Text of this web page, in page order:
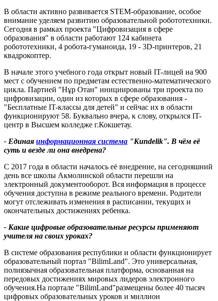
В области активно развивается STEM-образование, особое
внимание уделяем развитию образовательной робототехники.
Сегодня в рамках проекта "Цифровизация в сфере
образования" в области работают 124 кабинета
робототехники, 4 робота-гуманоида, 19 - 3D-принтеров, 21
квадрокоптер.
В начале этого учебного года открыт новый IT-лицей на 900
мест с обучением по предметам естественно-математического
цикла. Партией "Нұр Отан" инициированы три проекта по
цифровизации, один из которых в сфере образования -
"Бесплатные IT-классы для детей" и сейчас их в области
функционируют 58. Буквально вчера, к слову, открылся IT-
центр в Высшем колледже г.Кокшетау.
- Единая информационная система "Kundelik". В чём её
суть и везде ли она внедрена?
С 2017 года в области началось её внедрение, на сегодняшний
день все школы Акмолинской области перешли на
электронный документооборот. Вся информация в процессе
обучения доступна в режиме реального времени. Родители
могут отслеживать изменения в расписании, текущих и
окончательных достижениях ребенка.
- Какие цифровые образовательные ресурсы применяют
учителя на своих уроках?
В системе образования республики и области функционирует
образовательный портал "BilimLand". Это универсальная,
полиязычная образовательная платформа, основанная на
передовых достижениях мировых лидеров электронного
обучения.На портале "BilimLand"размещены более 40 тысяч
цифровых образовательных уроков и миллион